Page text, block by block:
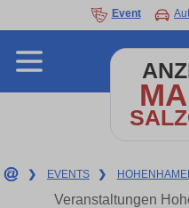
Event
❯ EVENTS ❯
Veranstaltungen